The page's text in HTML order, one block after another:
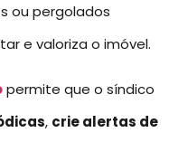
ou pergolados
e valoriza o imóvel.
permite que o síndico
, crie alertas de